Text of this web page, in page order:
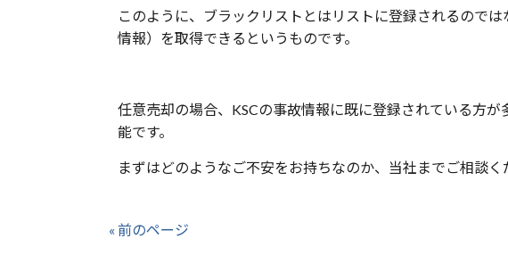
このように、ブラックリストとはリストに登録されるので
情報）を取得できるというものです。
任意売却の場合、 KSCの事故情報に既に登録されている方
能です。
まずはどのようなご不安をお持ちなのか、当社までご相談く
« 前のページ